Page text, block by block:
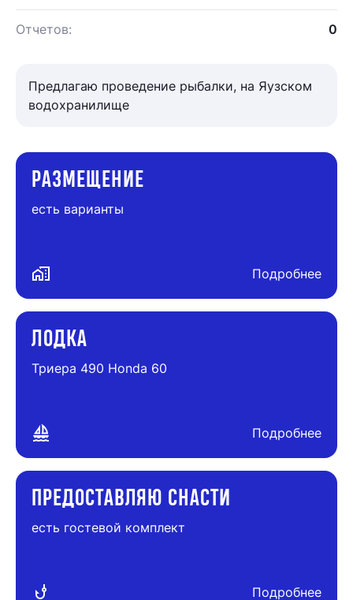
Отчетов: 0
Предлагаю проведение рыбалки, на Яузском
водохранилище
РАЗМЕЩЕНИЕ
есть варианты
maps_home_work Подробнее
ЛОДКА
Триера 490 Honda 60
sailing Подробнее
ПРЕДОСТАВЛЯЮ СНАСТИ
есть гостевой комплект
phishing Подробнее